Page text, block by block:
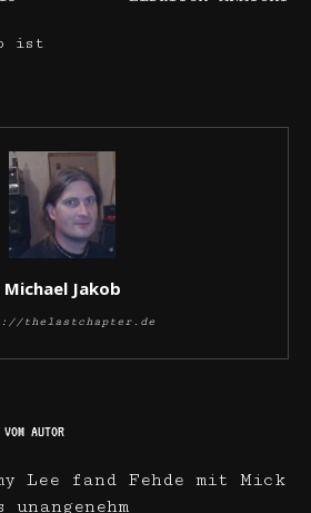
ist
Michael Jakob
thelastchapter.de
VOM AUTOR
Lee fand Fehde mit Mick
unangenehm